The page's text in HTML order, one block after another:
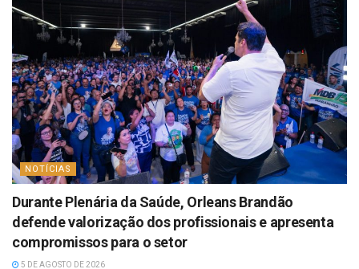
NOTÍCIAS
Durante Plenária da Saúde, Orleans Brandão
defende valorização dos profissionais e apresenta
compromissos para o setor
5 DE AGOSTO DE 2026